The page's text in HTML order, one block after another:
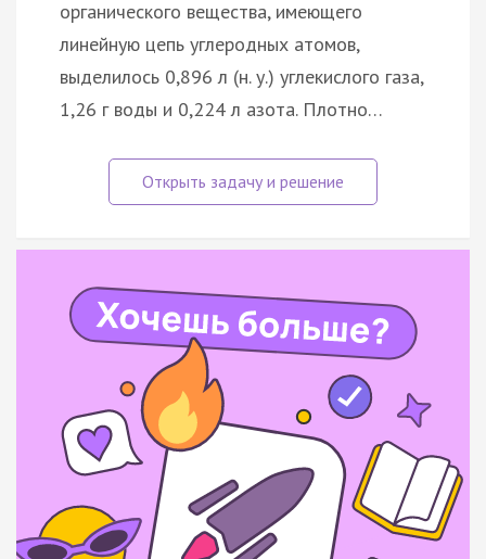
органического вещества, имеющего
линейную цепь углеродных атомов,
выделилось 0,896 л (н. у.) углекислого газа,
1,26 г воды и 0,224 л азота. Плотно…